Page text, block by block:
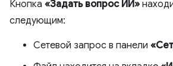
Кнопка «Задать вопрос ИИ»
следующим:
Сетевой запрос в панели